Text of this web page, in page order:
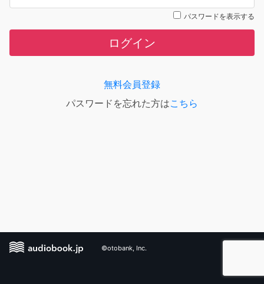
パスワードを表示する
ログイン
無料会員登録
パスワードを忘れた方はこちら
©otobank, Inc.